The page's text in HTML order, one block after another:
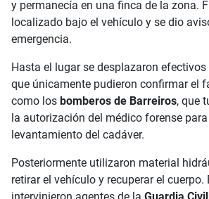
y permanecía en una finca de la zona.
localizado bajo el vehículo y se dio
emergencia.
Hasta el lugar se desplazaron efectivos
que únicamente pudieron confirmar el
como los bomberos de Barreiros, que
la autorización del médico forense para
levantamiento del cadáver.
Posteriormente utilizaron material
retirar el vehículo y recuperar el